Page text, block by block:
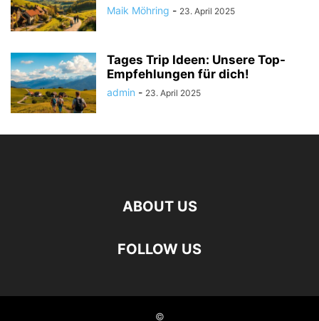
Maik Möhring - 23. April 2025
Tages Trip Ideen: Unsere Top-
Empfehlungen für dich!
admin - 23. April 2025
ABOUT US
FOLLOW US
©